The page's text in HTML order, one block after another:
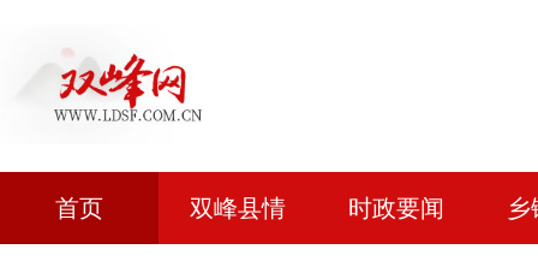
首页 双峰县情 时政要闻